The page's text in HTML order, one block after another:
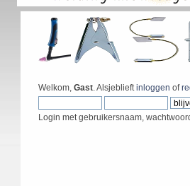
Welkom, Gast. Alsjeblieftinloggen of
Login met gebruikersnaam,